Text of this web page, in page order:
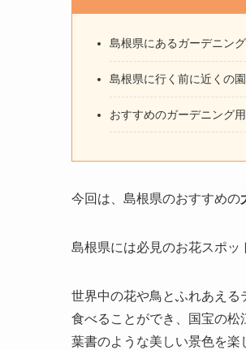
島根県にあるガーデニン
島根県に行く前に近くの
おすすめのガーデニング
今回は、島根県のおすすめの
島根県には必見のお花スポッ
世界中の花や鳥とふれあえる
食べることができ、国宝の松
葉書のような美しい景色を楽